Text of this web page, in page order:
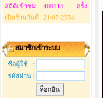
สถิติเข้าชม 408115
ครั้ง
เปิดร้านวันที่
21-07-2554
สมาชิกเข้าระบบ
ชื่อผู้ใช้
:
รหัสผ่าน :